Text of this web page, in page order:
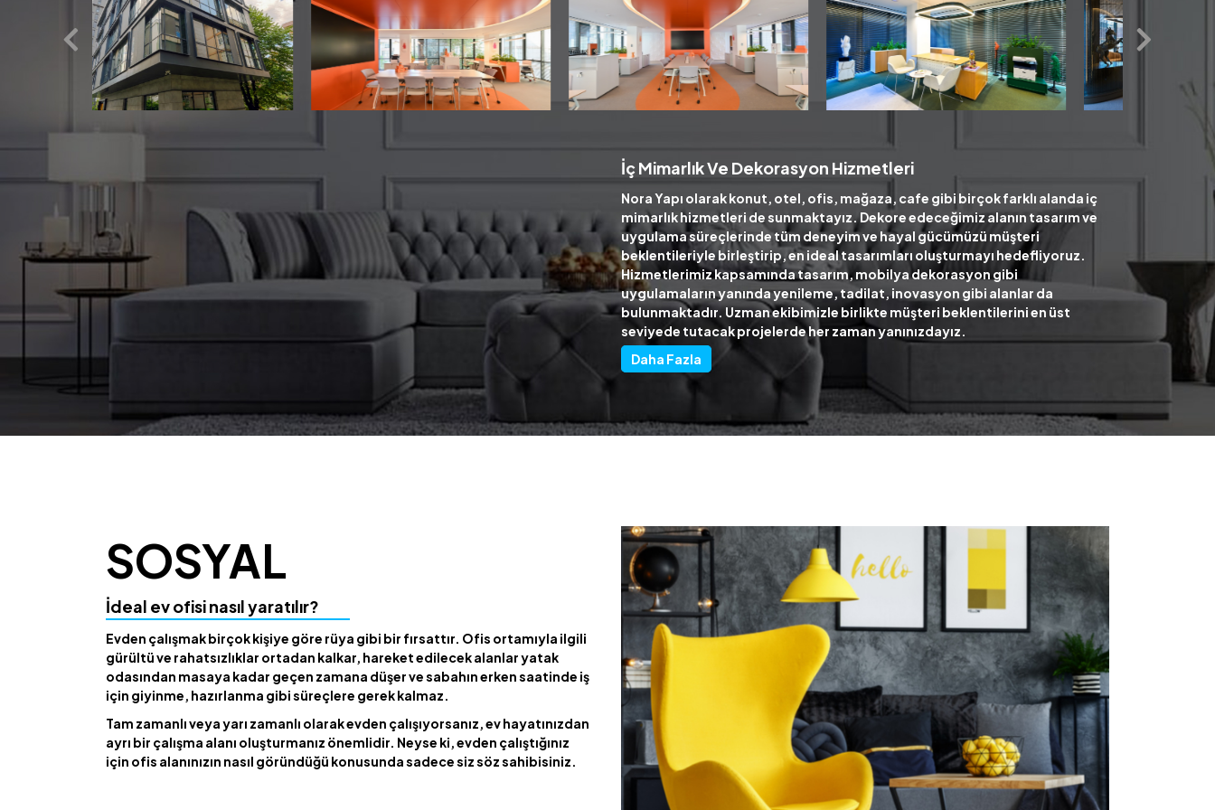
İç Mimarlık Ve Dekorasyon Hizmetleri
Nora Yapı olarak konut, otel, ofis, mağaza, cafe gibi birçok farklı alanda iç
mimarlık hizmetleri de sunmaktayız. Dekore edeceğimiz alanın tasarım ve
uygulama süreçlerinde tüm deneyim ve hayal gücümüzü müşteri
beklentileriyle birleştirip, en ideal tasarımları oluşturmayı hedefliyoruz.
Hizmetlerimiz kapsamında tasarım, mobilya dekorasyon gibi
uygulamaların yanında yenileme, tadilat, inovasyon gibi alanlar da
bulunmaktadır. Uzman ekibimizle birlikte müşteri beklentilerini en üst
seviyede tutacak projelerde her zaman yanınızdayız.
Daha Fazla
SOSYAL
İdeal ev ofisi nasıl yaratılır?
Evden çalışmak birçok kişiye göre rüya gibi bir fırsattır. Ofis ortamıyla ilgili
gürültü ve rahatsızlıklar ortadan kalkar, hareket edilecek alanlar yatak
odasından masaya kadar geçen zamana düşer ve sabahın erken saatinde iş
için giyinme, hazırlanma gibi süreçlere gerek kalmaz.
Tam zamanlı veya yarı zamanlı olarak evden çalışıyorsanız, ev hayatınızdan
ayrı bir çalışma alanı oluşturmanız önemlidir. Neyse ki, evden çalıştığınız
için ofis alanınızın nasıl göründüğü konusunda sadece siz söz sahibisiniz.